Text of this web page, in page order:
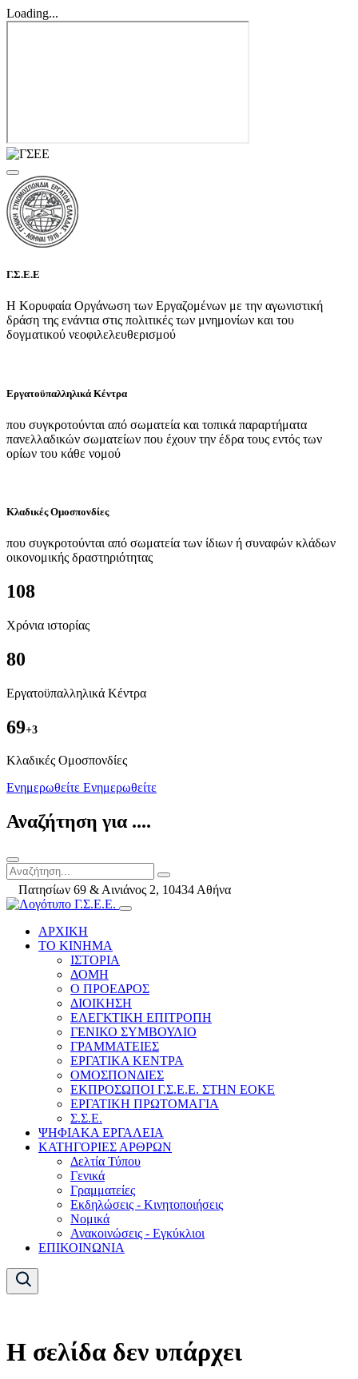
Loading...
Γ.Σ.Ε.Ε
Η Κορυφαία Οργάνωση των Εργαζομένων με την αγωνιστική
δράση της ενάντια στις πολιτικές των μνημονίων και του
δογματικού νεοφιλελευθερισμού
Εργατοϋπαλληλικά Κέντρα
που συγκροτούνται από σωματεία και τοπικά παραρτήματα
πανελλαδικών σωματείων που έχουν την έδρα τους εντός των
ορίων του κάθε νομού
Κλαδικές Ομοσπονδίες
που συγκροτούνται από σωματεία των ίδιων ή συναφών κλάδων
οικονομικής δραστηριότητας
108
Χρόνια ιστορίας
80
Εργατοϋπαλληλικά Κέντρα
69+3
Kλαδικές Ομοσπονδίες
Ενημερωθείτε Ενημερωθείτε
Αναζήτηση για ....
Πατησίων 69 & Αινιάνος 2, 10434 Αθήνα
ΑΡΧΙΚΗ
ΤΟ ΚΙΝΗΜΑ
ΙΣΤΟΡΙΑ
ΔΟΜΗ
Ο ΠΡΟΕΔΡΟΣ
ΔΙΟΙΚΗΣΗ
ΕΛΕΓΚΤΙΚΗ ΕΠΙΤΡΟΠΗ
ΓΕΝΙΚΟ ΣΥΜΒΟΥΛΙΟ
ΓΡΑΜΜΑΤΕΙΕΣ
ΕΡΓΑΤΙΚΑ ΚΕΝΤΡΑ
ΟΜΟΣΠΟΝΔΙΕΣ
ΕΚΠΡΟΣΩΠΟΙ Γ.Σ.Ε.Ε. ΣΤΗΝ ΕΟΚΕ
ΕΡΓΑΤΙΚΗ ΠΡΩΤΟΜΑΓΙΑ
Σ.Σ.Ε.
ΨΗΦΙΑΚΑ ΕΡΓΑΛΕΙΑ
ΚΑΤΗΓΟΡΙΕΣ ΑΡΘΡΩΝ
Δελτία Τύπου
Γενικά
Γραμματείες
Εκδηλώσεις - Κινητοποιήσεις
Νομικά
Ανακοινώσεις - Εγκύκλιοι
ΕΠΙΚΟΙΝΩΝΙΑ
Η σελίδα δεν υπάρχει